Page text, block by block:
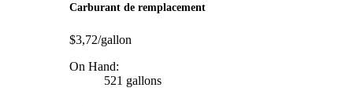
Carburant de remplacement
$3,72/gallon
On Hand:
521 gallons